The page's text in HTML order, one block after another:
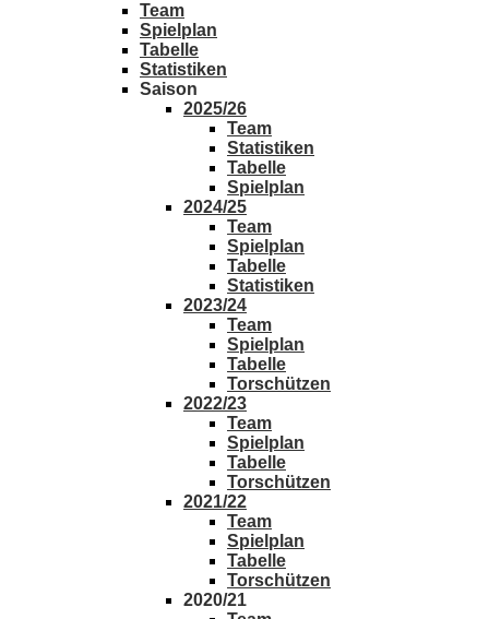
Team
Spielplan
Tabelle
Statistiken
Saison
2025/26
Team
Statistiken
Tabelle
Spielplan
2024/25
Team
Spielplan
Tabelle
Statistiken
2023/24
Team
Spielplan
Tabelle
Torschützen
2022/23
Team
Spielplan
Tabelle
Torschützen
2021/22
Team
Spielplan
Tabelle
Torschützen
2020/21